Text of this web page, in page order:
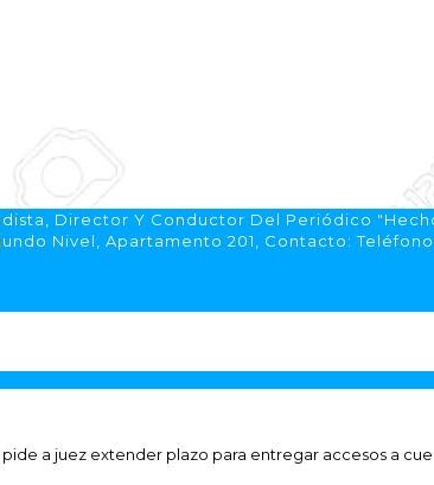
Director Y Conductor Del Periódico
Nivel, Apartamento 201, Contacto:
a juez extender plazo para entregar accesos a